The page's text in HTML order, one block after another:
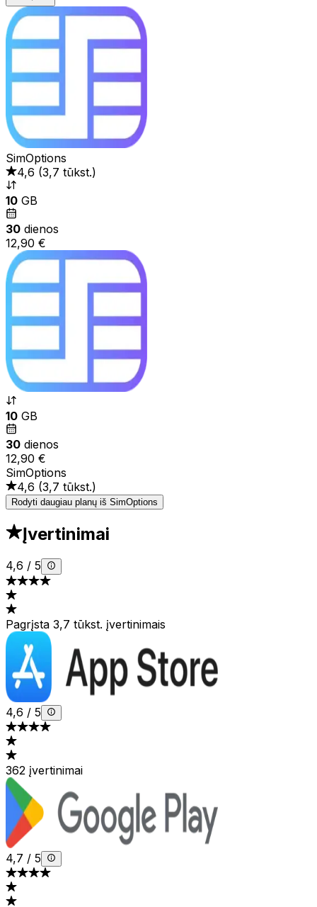
SimOptions
4,6 (3,7 tūkst.)
10 GB
30 dienos
12,90 €
10 GB
30 dienos
12,90 €
SimOptions
4,6 (3,7 tūkst.)
Rodyti daugiau planų iš SimOptions
Įvertinimai
4,6 / 5
Pagrįsta 3,7 tūkst. įvertinimais
4,6 / 5
362 įvertinimai
4,7 / 5